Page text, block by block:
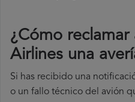
¿Cómo reclamar
Airlines una
Si has recibido una
o un fallo técnico del avión